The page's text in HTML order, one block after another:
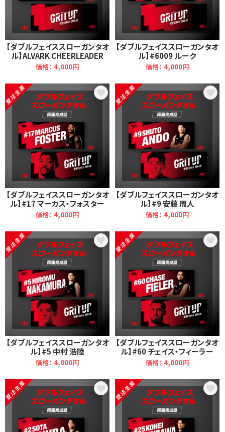
【ダブルフェイススローガンタオ
ル】ALVARK CHEERLEADER
価格： 4,000円
【ダブルフェイススローガンタオ
ル】#6009 ルーク
価格： 4,000円
【ダブルフェイススローガンタオ
ル】#17 マーカス・フォスター
価格： 4,000円
【ダブルフェイススローガンタオ
ル】#9 安藤 周人
価格： 4,000円
【ダブルフェイススローガンタオ
ル】#5 中村 浩陸
価格： 4,000円
【ダブルフェイススローガンタオ
ル】#60 チェイス・フィーラー
価格： 4,000円